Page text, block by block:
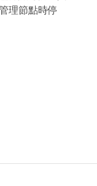
理節點時停